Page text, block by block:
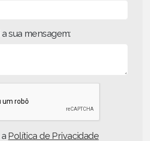
sua mensagem:
Política de Privacidade